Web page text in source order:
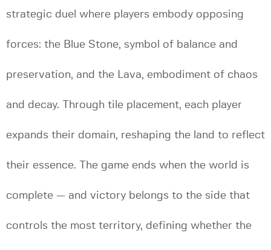
strategic duel where players embody opposing
forces: the Blue Stone, symbol of balance and
preservation, and the Lava, embodiment of chaos
and decay. Through tile placement, each player
expands their domain, reshaping the land to reflect
their essence. The game ends when the world is
complete — and victory belongs to the side that
controls the most territory, defining whether the